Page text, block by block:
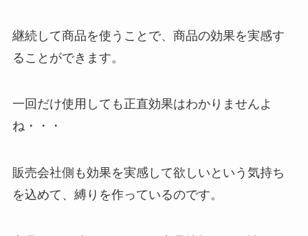
継続して商品を使うことで、商品の効果を実感す
ることができます。
一回だけ使用しても正直効果はわかりませんよ
ね・・・
販売会社側も効果を実感して欲しいという気持ち
を込めて、縛りを作っているのです。